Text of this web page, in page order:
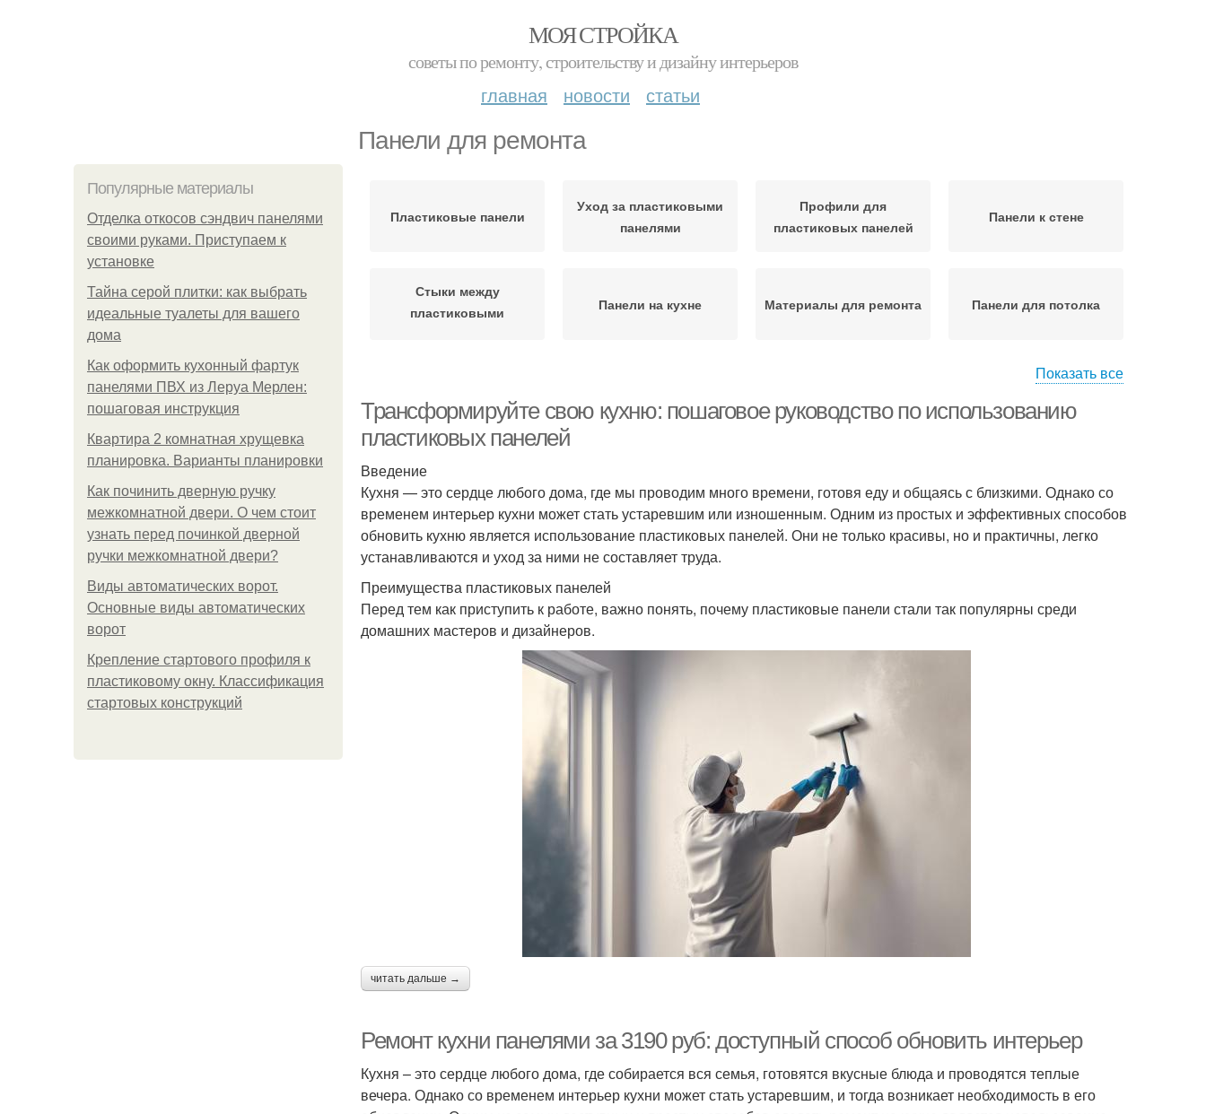
МОЯ СТРОЙКА
советы по ремонту, строительству и дизайну интерьеров
главная новости статьи
Панели для ремонта
Популярные материалы
Отделка откосов сэндвич панелями
своими руками. Приступаем к
установке
Тайна серой плитки: как выбрать
идеальные туалеты для вашего
дома
Как оформить кухонный фартук
панелями ПВХ из Леруа Мерлен:
пошаговая инструкция
Квартира 2 комнатная хрущевка
планировка. Варианты планировки
Как починить дверную ручку
межкомнатной двери. О чем стоит
узнать перед починкой дверной
ручки межкомнатной двери?
Виды автоматических ворот.
Основные виды автоматических
ворот
Крепление стартового профиля к
пластиковому окну. Классификация
стартовых конструкций
Пластиковые панели
Уход за пластиковыми
панелями
Профили для
пластиковых панелей
Панели к стене
Стыки между
пластиковыми
Панели на кухне Материалы для ремонта Панели для потолка
Установленные панели
Разница между
Панели в ремонте
Панели по сравнению Отделочные панели
Панели в ванной
комнате
Панели на стены Плиточные панели
Соляные панели
Показать все
Трансформируйте свою кухню: пошаговое руководство по использованию
пластиковых панелей
Введение
Кухня — это сердце любого дома, где мы проводим много времени, готовя еду и общаясь с близкими. Однако со
временем интерьер кухни может стать устаревшим или изношенным. Одним из простых и эффективных способов
обновить кухню является использование пластиковых панелей. Они не только красивы, но и практичны, легко
устанавливаются и уход за ними не составляет труда.
Преимущества пластиковых панелей
Перед тем как приступить к работе, важно понять, почему пластиковые панели стали так популярны среди
домашних мастеров и дизайнеров.
читать дальше →
Ремонт кухни панелями за 3190 руб: доступный способ обновить интерьер
Кухня – это сердце любого дома, где собирается вся семья, готовятся вкусные блюда и проводятся теплые
вечера. Однако со временем интерьер кухни может стать устаревшим, и тогда возникает необходимость в его